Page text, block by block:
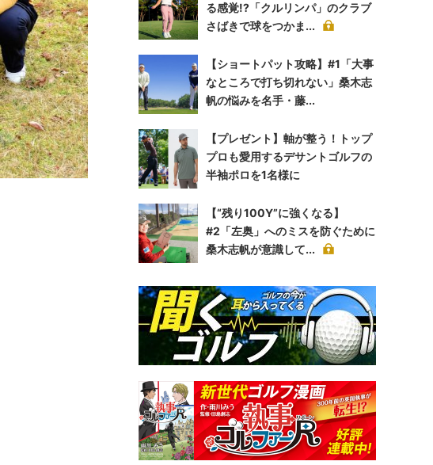
る感覚!?「クルリンパ」のクラブ
さばきで球をつかま...
【ショートパット攻略】#1「大事
なところで打ち切れない」桑木志
帆の悩みを名手・藤...
【プレゼント】軸が整う！トップ
プロも愛用するデサントゴルフの
半袖ポロを1名様に
【“残り100Y”に強くなる】
#2「左奥」へのミスを防ぐために
桑木志帆が意識して...